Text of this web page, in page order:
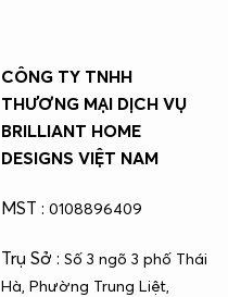
CÔNG TY TNHH
THƯƠNG MẠI DỊCH VỤ
BRILLIANT HOME
DESIGNS VIỆT NAM
MST : 0108896409
Trụ Sở : Số 3 ngõ 3 phố Thái
Hà, Phường Trung Liệt,